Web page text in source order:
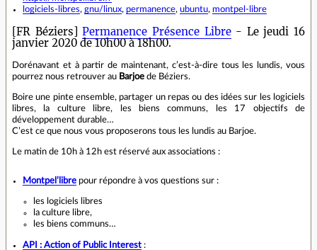
logiciels-libres, gnu/linux, permanence, ubuntu, montpel-libre
[FR Béziers]Permanence Présence Libre- Le jeudi 16
janvier 2020 de 10h00 à 18h00.
Dorénavant et à partir de maintenant, c’est-à-dire tous les lundis, vous
pourrez nous retrouver au Barjoe de Béziers.
Boire une pinte ensemble, partager un repas ou des idées sur les logiciels
libres, la culture libre, les biens communs, les 17 objectifs de
développement durable…
C’est ce que nous vous proposerons tous les lundis au Barjoe.
Le matin de 10h à 12h est réservé aux associations :
Montpel’libre pour répondre à vos questions sur :
les logiciels libres
la culture libre,
les biens communs…
API : Action of Public Interest :